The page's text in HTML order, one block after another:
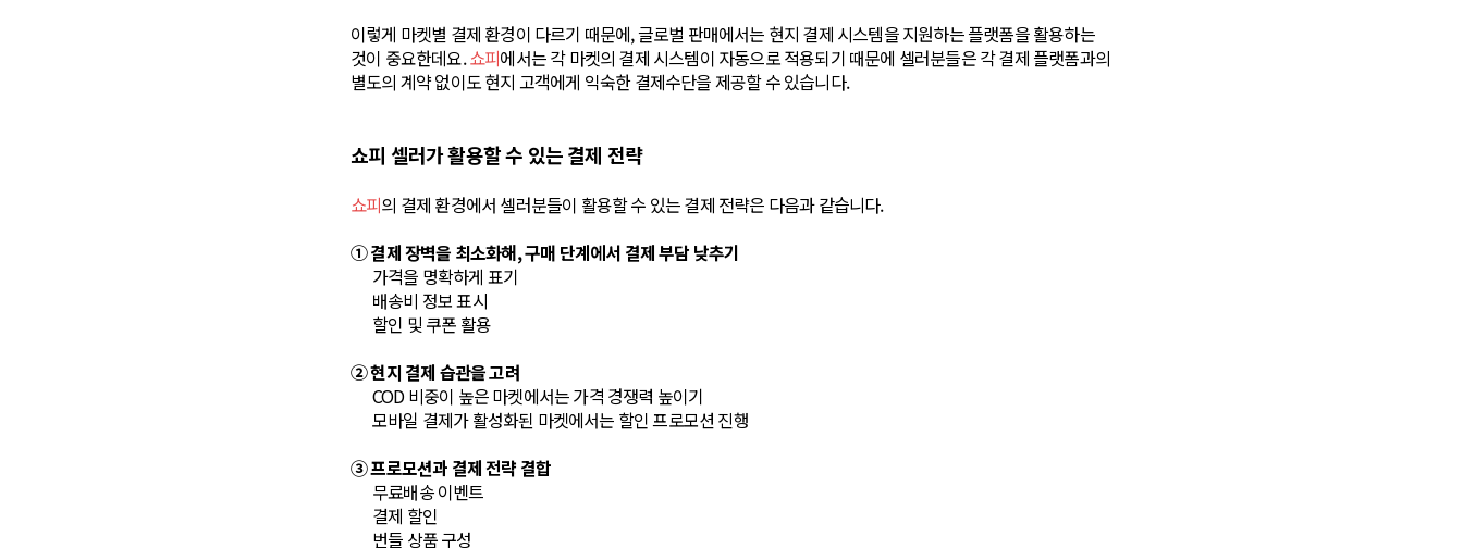
이렇게 마켓별 결제 환경이 다르기 때문에, 글로벌 판매에서는 현지 결제 시스템을 지원하는 플랫폼을 활용하는
것이 중요한데요.쇼피에서는 각 마켓의 결제 시스템이 자동으로 적용되기 때문에 셀러분들은 각 결제 플랫폼과의
별도의 계약 없이도 현지 고객에게 익숙한 결제수단을 제공할 수 있습니다.
쇼피 셀러가 활용할 수 있는 결제 전략
쇼피의 결제 환경에서 셀러분들이 활용할 수 있는 결제 전략은 다음과 같습니다.
① 결제 장벽을 최소화해, 구매 단계에서 결제 부담 낮추기
가격을 명확하게 표기
배송비 정보 표시
할인 및 쿠폰 활용
② 현지 결제 습관을 고려
COD 비중이 높은 마켓에서는 가격 경쟁력 높이기
모바일 결제가 활성화된 마켓에서는 할인 프로모션 진행
③ 프로모션과 결제 전략 결합
무료배송 이벤트
결제 할인
번들 상품 구성